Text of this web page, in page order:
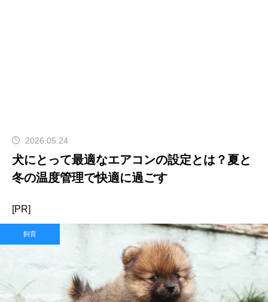
2026.05.24
犬にとって最適なエアコンの設定とは？夏と
冬の温度管理で快適に過ごす
[PR]
飼育